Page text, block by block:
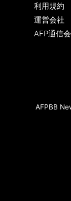
利用規約
運営会社
AFP通信
AFPBB